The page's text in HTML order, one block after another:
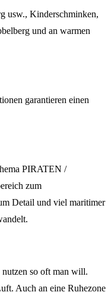
usw., Kinderschminken,
und an warmen
garantieren einen
PIRATEN /
zum
Detail und viel maritimer
so oft man will.
Auch an eine Ruhezone